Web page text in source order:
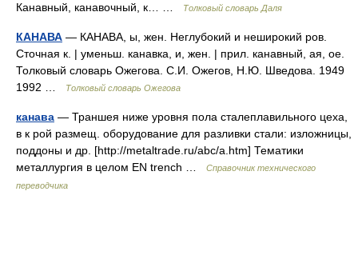
Канавный, канавочный, к… …
Толковый словарь Даля
КАНАВА — КАНАВА, ы, жен. Неглубокий и неширокий ров.
Сточная к. | уменьш. канавка, и, жен. | прил. канавный, ая, ое.
Толковый словарь Ожегова. С.И. Ожегов, Н.Ю. Шведова. 1949
1992 …
Толковый словарь Ожегова
канава — Траншея ниже уровня пола сталеплавильного цеха,
в к рой размещ. оборудование для разливки стали: изложницы,
поддоны и др. [http://metaltrade.ru/abc/a.htm] Тематики
металлургия в целом EN trench …
Справочник технического
переводчика